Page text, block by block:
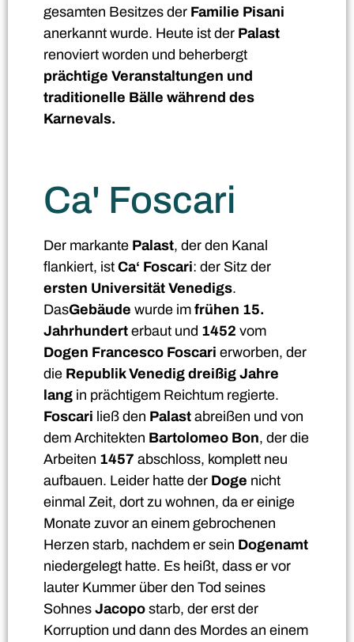
gesamten Besitzes der Familie Pisani
anerkannt wurde. Heute ist der Palast
renoviert worden und beherbergt
prächtige Veranstaltungen und
traditionelle Bälle während des
Karnevals.
Ca' Foscari
Der markante Palast, der den Kanal
flankiert, ist Ca‘ Foscari: der Sitz der
ersten Universität Venedigs.
DasGebäude wurde im frühen 15.
Jahrhundert erbaut und 1452 vom
Dogen Francesco Foscari erworben, der
die Republik Venedig dreißig Jahre
lang in prächtigem Reichtum regierte.
Foscari ließ den Palast abreißen und von
dem Architekten Bartolomeo Bon, der die
Arbeiten 1457 abschloss, komplett neu
aufbauen. Leider hatte der Doge nicht
einmal Zeit, dort zu wohnen, da er einige
Monate zuvor an einem gebrochenen
Herzen starb, nachdem er sein Dogenamt
niedergelegt hatte. Es heißt, dass er vor
lauter Kummer über den Tod seines
Sohnes Jacopo starb, der erst der
Korruption und dann des Mordes an einem